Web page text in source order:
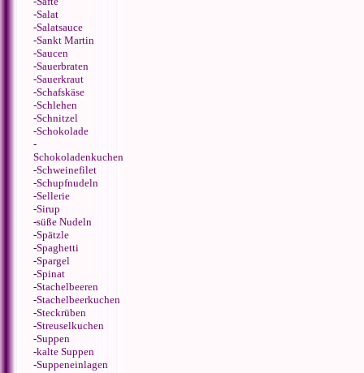
-Salat
-Salatsauce
-Sankt Martin
-Saucen
-Sauerbraten
-Sauerkraut
-Schafskäse
-Schlehen
-Schnitzel
-Schokolade
-
Schokoladenkuchen
-Schweinefilet
-Schupfnudeln
-Sellerie
-Sirup
-süße Nudeln
-Spätzle
-Spaghetti
-Spargel
-Spinat
-Stachelbeeren
-Stachelbeerkuchen
-Steckrüben
-Streuselkuchen
-Suppen
-kalte Suppen
-Suppeneinlagen